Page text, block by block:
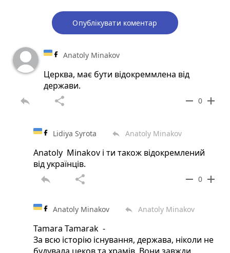
Опублікувати коментар
Anatoly Minakov
Церква, має бути відокреммлена від
держави.
reply share remove 0 add
Lidiya Syrota reply Anatoly Minakov
Anatoly Minakov і ти також відокремлений
від українців.
reply share remove 0 add
Anatoly Minakov reply Anatoly Minakov
Tamara Tamarak -
За всю історію існування, держава, ніколи не